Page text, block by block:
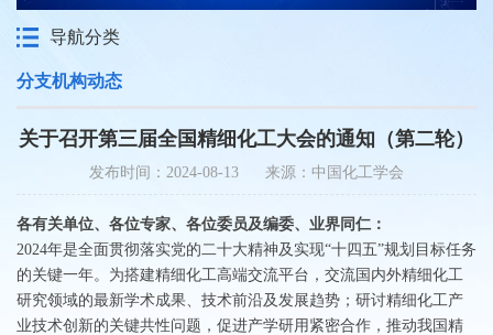
导航分类
分支机构动态
关于召开第三届全国精细化工大会的通知（第二轮）
发布时间：2024-08-13 来源：中国化工学会
各有关单位、各位专家、各位委员及编委、业界同仁：
2024年是全面贯彻落实党的二十大精神及实现“十四五”规划目标任务
的关键一年。为搭建精细化工高端交流平台，交流国内外精细化工
研究领域的最新学术成果、技术前沿及发展趋势；研讨精细化工产
业技术创新的关键共性问题，促进产学研用紧密合作，推动我国精